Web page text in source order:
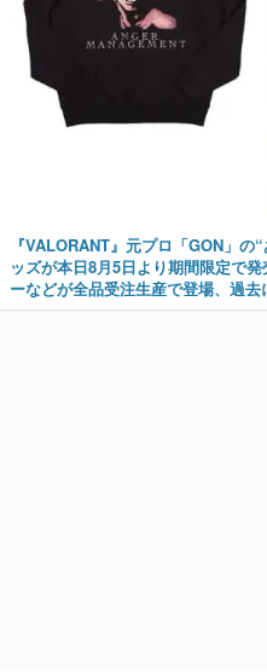
『VALORANT』元プロ「GON」
ッズが本日8月5日より期間限定で
ーなどが全品受注生産で登場、過